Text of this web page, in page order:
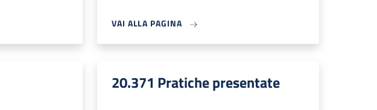
VAI ALLA PAGINA
20.371 Pratiche presentate